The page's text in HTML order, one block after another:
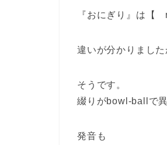
『おにぎり』は
違いが分かりました
そうです。
綴りがbowl-ballで
発音も